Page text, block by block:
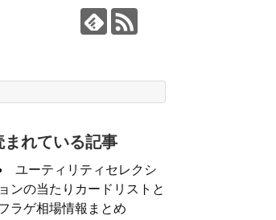
まれている記事
ユーティリティセレクシ
ョンの当たりカードリストと
ラゲ相場情報まとめ